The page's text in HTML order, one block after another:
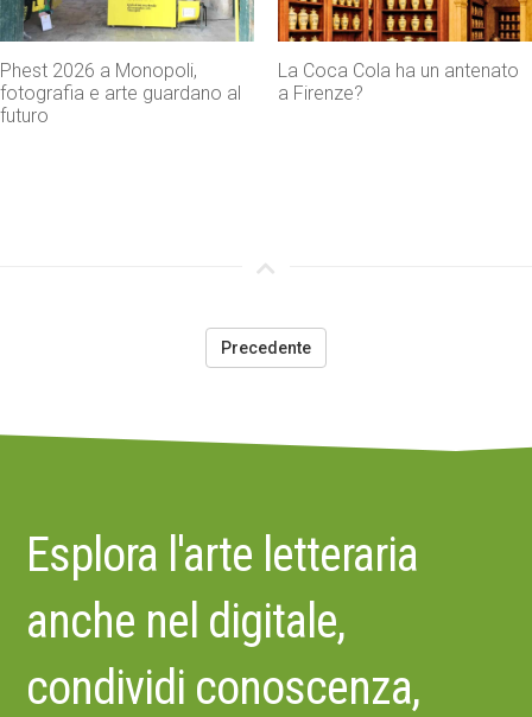
La Coca Cola ha un antenato
a Firenze?
Agenti IA e sicurezza, quando
l’autonomia diventa un rischio
Precedente
Esplora l'arte letteraria
anche nel digitale,
condividi conoscenza,